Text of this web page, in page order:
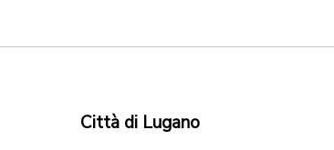
Città di Lugano